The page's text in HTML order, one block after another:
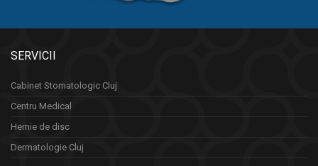
SERVICII
Cabinet Stomatologic Cluj
Centru Medical
Hernie de disc
Dermatologie Cluj